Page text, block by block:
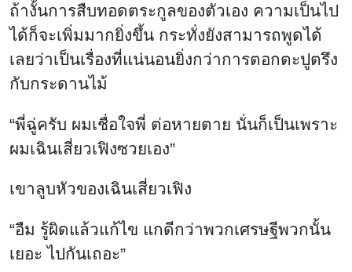
ถ้างั้นการสืบทอดตระกูลของตัวเอง ความเป็นไป
ได้ก็จะเพิ่มมากยิ่งขึ้น กระทั่งยังสามารถพูดได้
เลยว่าเป็นเรื่องที่แน่นอนยิ่งกว่าการตอกตะปูตรึง
กับกระดานไม้
“พี่ฉู่ครับ ผมเชื่อใจพี่ ต่อหายตาย นั่นก็เป็นเพราะ
ผมเฉินเสี่ยวเฟิงซวยเอง”
เขาลูบหัวของเฉินเสี่ยวเฟิง
“อืม รู้ผิดแล้วแก้ไข แกดีกว่าพวกเศรษฐีพวกนั้น
เยอะ ไปกันเถอะ”